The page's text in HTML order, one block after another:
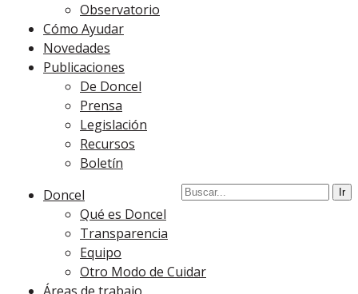
Observatorio
Cómo Ayudar
Novedades
Publicaciones
De Doncel
Prensa
Legislación
Recursos
Boletín
Doncel
Qué es Doncel
Transparencia
Equipo
Otro Modo de Cuidar